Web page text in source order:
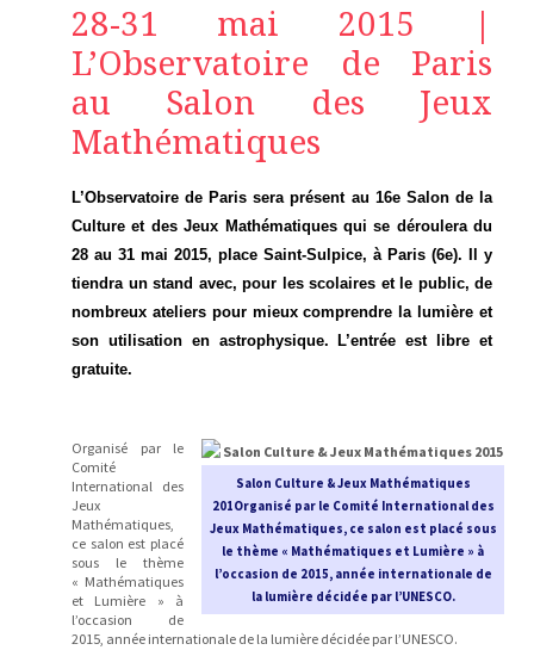
28-31 mai 2015 |
L’Observatoire de Paris
au Salon des Jeux
Mathématiques
L’Observatoire de Paris sera présent au 16e Salon de la
Culture et des Jeux Mathématiques qui se déroulera du
28 au 31 mai 2015, place Saint-Sulpice, à Paris (6e). Il y
tiendra un stand avec, pour les scolaires et le public, de
nombreux ateliers pour mieux comprendre la lumière et
son utilisation en astrophysique. L’entrée est libre et
gratuite.
Salon Culture & Jeux Mathématiques
201Organisé par le Comité International des
Jeux Mathématiques, ce salon est placé sous
le thème « Mathématiques et Lumière » à
l’occasion de 2015, année internationale de
la lumière décidée par l’UNESCO.
Organisé par le
Comité
International des
Jeux
Mathématiques,
ce salon est placé
sous le thème
« Mathématiques
et Lumière » à
l’occasion de
2015, année internationale de la lumière décidée par l’UNESCO.